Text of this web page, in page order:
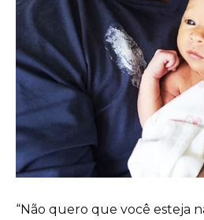
“Não quero que você esteja